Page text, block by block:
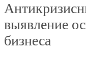
выявление
бизнеса